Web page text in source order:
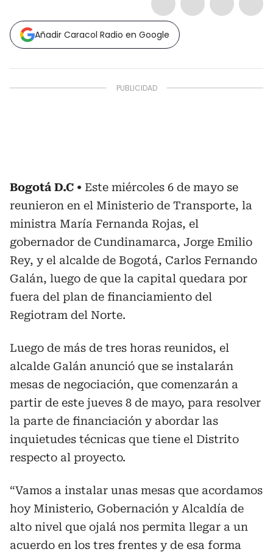
Añadir Caracol Radio en Google
Bogotá D.C
Este miércoles 6 de mayo se
reunieron en el Ministerio de Transporte, la
ministra María Fernanda Rojas, el
gobernador de Cundinamarca, Jorge Emilio
Rey, y el alcalde de Bogotá, Carlos Fernando
Galán, luego de que la capital quedara por
fuera del plan de financiamiento del
Regiotram del Norte.
Luego de más de tres horas reunidos, el
alcalde Galán anunció que se instalarán
mesas de negociación, que comenzarán a
partir de este jueves 8 de mayo, para resolver
la parte de financiación y abordar las
inquietudes técnicas que tiene el Distrito
respecto al proyecto.
“Vamos a instalar unas mesas que acordamos
hoy Ministerio, Gobernación y Alcaldía de
alto nivel que ojalá nos permita llegar a un
acuerdo en los tres frentes y de esa forma